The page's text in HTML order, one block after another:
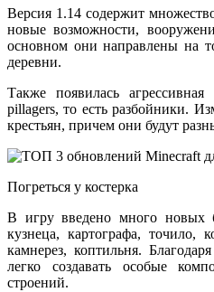
Версия 1.14 содержит
новые возможности,
основном они направлены на
деревни.
Также появилась агрессивная
pillagers, то есть разбойники.
крестьян, причем они будут
Погреться у костерка
В игру введено много новых
кузнеца, картографа, точило,
камнерез, коптильня.
легко создавать особые
строений.